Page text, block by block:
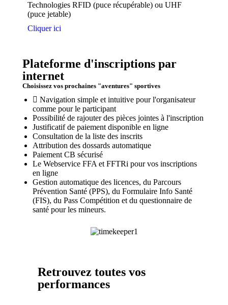
Technologies RFID (puce récupérable) ou UHF
(puce jetable)
Cliquer ici
Plateforme d'inscriptions par
internet
Choisissez vos prochaines "aventures" sportives
Navigation simple et intuitive pour l'organisateur
comme pour le participant
Possibilité de rajouter des pièces jointes à l'inscription
Justificatif de paiement disponible en ligne
Consultation de la liste des inscrits
Attribution des dossards automatique
Paiement CB sécurisé
Le Webservice FFA et FFTRi pour vos inscriptions
en ligne
Gestion automatique des licences, du Parcours
Prévention Santé (PPS), du Formulaire Info Santé
(FIS), du Pass Compétition et du questionnaire de
santé pour les mineurs.
Retrouvez toutes vos
performances